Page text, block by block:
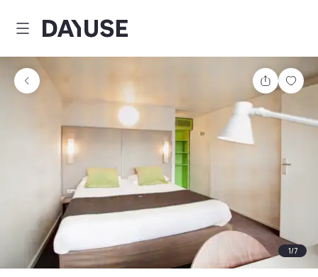
Dayuse
Partager
1/7